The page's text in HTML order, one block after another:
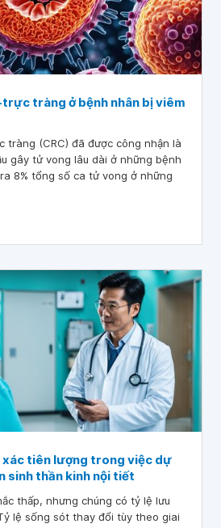
tràng ở bệnh nhân bị viêm
tràng (CRC) đã được công nhận là
gây tử vong lâu dài ở những bệnh
8% tổng số ca tử vong ở những
xác tiên lượng trong việc dự
sinh thần kinh nội tiết
thấp, nhưng chúng có tỷ lệ lưu
lệ sống sót thay đổi tùy theo giai